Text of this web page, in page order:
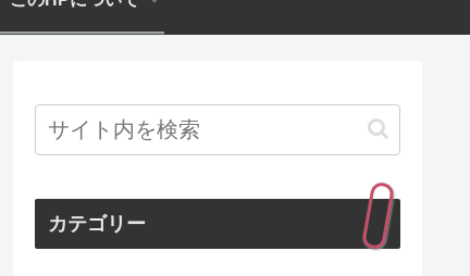
カテゴリー